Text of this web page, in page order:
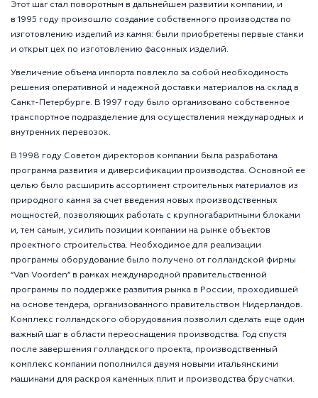
Этот шаг стал поворотным в дальнейшем развитии компании, и
в 1995 году произошло создание собственного производства по
изготовлению изделий из камня: были приобретены первые станки
и открыт цех по изготовлению фасонных изделий.
Увеличение объема импорта повлекло за собой необходимость
решения оперативной и надежной доставки материалов на склад в
Санкт-Петербурге. В 1997 году было организовано собственное
транспортное подразделение для осуществления международных и
внутренних перевозок.
В 1998 году Советом директоров компании была разработана
программа развития и диверсификации производства. Основной ее
целью было расширить ассортимент строительных материалов из
природного камня за счет введения новых производственных
мощностей, позволяющих работать с крупногабаритными блоками
и, тем самым, усилить позиции компании на рынке объектов
проектного строительства. Необходимое для реализации
программы оборудование было получено от голландской фирмы
“Van Voorden” в рамках международной правительственной
программы по поддержке развития рынка в России, проходившей
на основе тендера, организованного правительством Нидерландов.
Комплекс голландского оборудования позволил сделать еще один
важный шаг в области переоснащения производства. Год спустя
после завершения голландского проекта, производственный
комплекс компании пополнился двумя новыми итальянскими
машинами для раскроя каменных плит и производства брусчатки.